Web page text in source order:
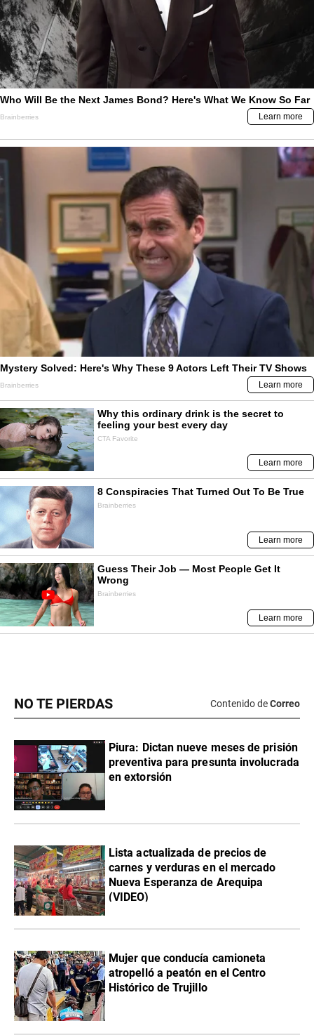
NO TE PIERDAS Contenido deCorreo
Piura: Dictan nueve meses de prisión
preventiva para presunta involucrada
en extorsión
Lista actualizada de precios de
carnes y verduras en el mercado
Nueva Esperanza de Arequipa
(VIDEO)
Mujer que conducía camioneta
atropelló a peatón en el Centro
Histórico de Trujillo